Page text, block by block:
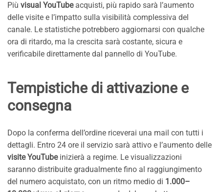
Più visual YouTubeacquisti, più rapido sarà l’aumento
delle visite e l’impatto sulla visibilità complessiva del
canale. Le statistiche potrebbero aggiornarsi con qualche
ora di ritardo, ma la crescita sarà costante, sicura e
verificabile direttamente dal pannello di YouTube.
Tempistiche di attivazione e
consegna
Dopo la conferma dell’ordine riceverai una mail con tutti i
dettagli. Entro 24 ore il servizio sarà attivo e l’aumento delle
visite YouTubeinizierà a regime. Le visualizzazioni
saranno distribuite gradualmente fino al raggiungimento
del numero acquistato, con un ritmo medio di 1.000–